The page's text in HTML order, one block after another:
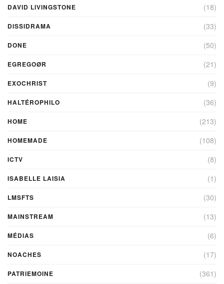
DAVID LIVINGSTONE (18)
DISSIDRAMA (33)
DONE (50)
EGREGOØR (21)
EXOCHRIST (9)
HALTÉROPHILO (36)
HOME (213)
HOMEMADE (108)
ICTV (8)
ISABELLE LAISIA (1)
LMSFTS (30)
MAINSTREAM (13)
MÉDIAS (6)
NOACHES (17)
PATRIEMOINE (361)